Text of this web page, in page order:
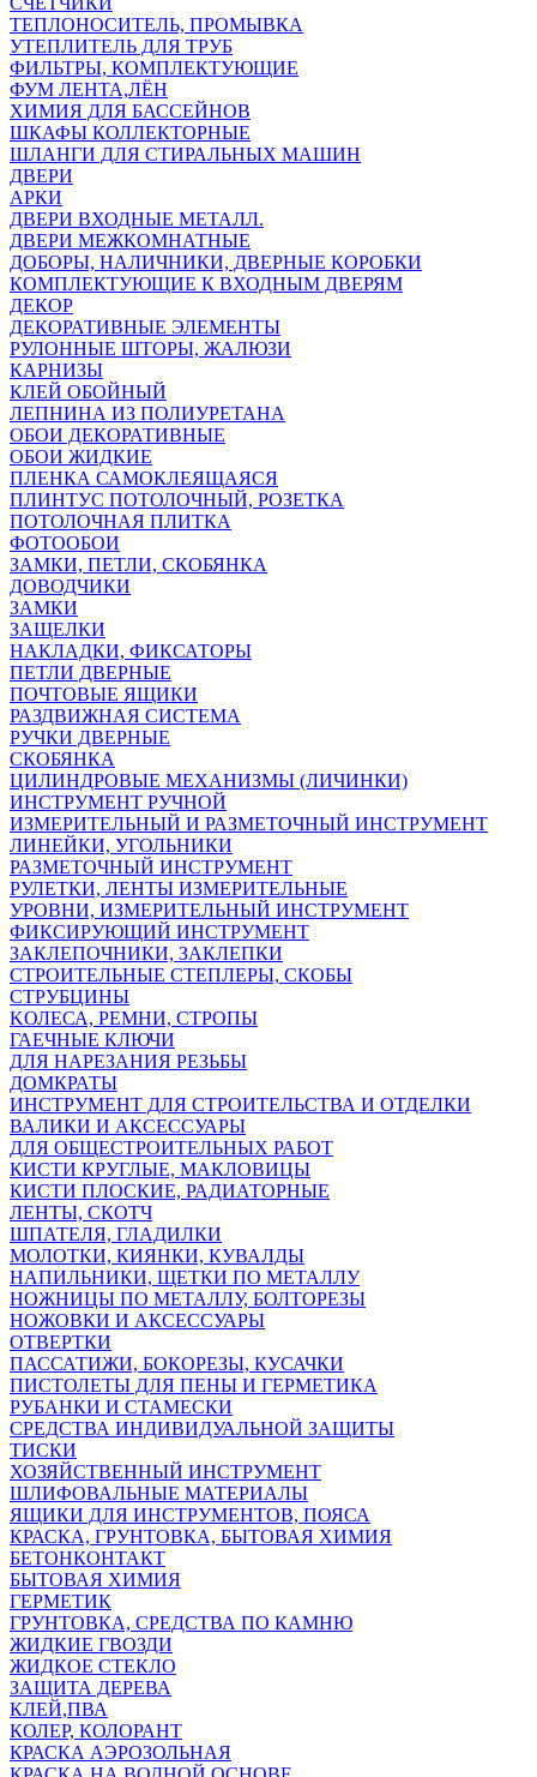
ТЕПЛОНОСИТЕЛЬ, ПРОМЫВКА
УТЕПЛИТЕЛЬ ДЛЯ ТРУБ
ФИЛЬТРЫ, КОМПЛЕКТУЮЩИЕ
ФУМ ЛЕНТА,ЛЁН
ХИМИЯ ДЛЯ БАССЕЙНОВ
ШКАФЫ КОЛЛЕКТОРНЫЕ
ШЛАНГИ ДЛЯ СТИРАЛЬНЫХ МАШИН
ДВЕРИ
АРКИ
ДВЕРИ ВХОДНЫЕ МЕТАЛЛ.
ДВЕРИ МЕЖКОМНАТНЫЕ
ДОБОРЫ, НАЛИЧНИКИ, ДВЕРНЫЕ КОРОБКИ
КОМПЛЕКТУЮЩИЕ К ВХОДНЫМ ДВЕРЯМ
ДЕКОР
ДЕКОРАТИВНЫЕ ЭЛЕМЕНТЫ
РУЛОННЫЕ ШТОРЫ, ЖАЛЮЗИ
КАРНИЗЫ
КЛЕЙ ОБОЙНЫЙ
ЛЕПНИНА ИЗ ПОЛИУРЕТАНА
ОБОИ ДЕКОРАТИВНЫЕ
ОБОИ ЖИДКИЕ
ПЛЕНКА САМОКЛЕЯЩАЯСЯ
ПЛИНТУС ПОТОЛОЧНЫЙ, РОЗЕТКА
ПОТОЛОЧНАЯ ПЛИТКА
ФОТООБОИ
ЗАМКИ, ПЕТЛИ, СКОБЯНКА
ДОВОДЧИКИ
ЗАМКИ
ЗАЩЕЛКИ
НАКЛАДКИ, ФИКСАТОРЫ
ПЕТЛИ ДВЕРНЫЕ
ПОЧТОВЫЕ ЯЩИКИ
РАЗДВИЖНАЯ СИСТЕМА
РУЧКИ ДВЕРНЫЕ
СКОБЯНКА
ЦИЛИНДРОВЫЕ МЕХАНИЗМЫ (ЛИЧИНКИ)
ИНСТРУМЕНТ РУЧНОЙ
ИЗМЕРИТЕЛЬНЫЙ И РАЗМЕТОЧНЫЙ ИНСТРУМЕНТ
ЛИНЕЙКИ, УГОЛЬНИКИ
РАЗМЕТОЧНЫЙ ИНСТРУМЕНТ
РУЛЕТКИ, ЛЕНТЫ ИЗМЕРИТЕЛЬНЫЕ
УРОВНИ, ИЗМЕРИТЕЛЬНЫЙ ИНСТРУМЕНТ
ФИКСИРУЮЩИЙ ИНСТРУМЕНТ
ЗАКЛЕПОЧНИКИ, ЗАКЛЕПКИ
СТРОИТЕЛЬНЫЕ СТЕПЛЕРЫ, СКОБЫ
СТРУБЦИНЫ
KОЛЕСА, РЕМНИ, СТРОПЫ
ГАЕЧНЫЕ КЛЮЧИ
ДЛЯ НАРЕЗАНИЯ РЕЗЬБЫ
ДОМКРАТЫ
ИНСТРУМЕНТ ДЛЯ СТРОИТЕЛЬСТВА И ОТДЕЛКИ
ВАЛИКИ И АКСЕССУАРЫ
ДЛЯ ОБЩЕСТРОИТЕЛЬНЫХ РАБОТ
КИСТИ КРУГЛЫЕ, МАКЛОВИЦЫ
КИСТИ ПЛОСКИЕ, РАДИАТОРНЫЕ
ЛЕНТЫ, СКОТЧ
ШПАТЕЛЯ, ГЛАДИЛКИ
МОЛОТКИ, КИЯНКИ, КУВАЛДЫ
НАПИЛЬНИКИ, ЩЕТКИ ПО МЕТАЛЛУ
НОЖНИЦЫ ПО МЕТАЛЛУ, БОЛТОРЕЗЫ
НОЖОВКИ И АКСЕССУАРЫ
ОТВЕРТКИ
ПАССАТИЖИ, БОКОРЕЗЫ, КУСАЧКИ
ПИСТОЛЕТЫ ДЛЯ ПЕНЫ И ГЕРМЕТИКА
РУБАНКИ И СТАМЕСКИ
СРЕДСТВА ИНДИВИДУАЛЬНОЙ ЗАЩИТЫ
ТИСКИ
ХОЗЯЙСТВЕННЫЙ ИНСТРУМЕНТ
ШЛИФОВАЛЬНЫЕ МАТЕРИАЛЫ
ЯЩИКИ ДЛЯ ИНСТРУМЕНТОВ, ПОЯСА
КРАСКА, ГРУНТОВКА, БЫТОВАЯ ХИМИЯ
БЕТОНКОНТАКТ
БЫТОВАЯ ХИМИЯ
ГЕРМЕТИК
ГРУНТОВКА, СРЕДСТВА ПО КАМНЮ
ЖИДКИЕ ГВОЗДИ
ЖИДКОЕ СТЕКЛО
ЗАЩИТА ДЕРЕВА
КЛЕЙ,ПВА
КОЛЕР, КОЛОРАНТ
КРАСКА АЭРОЗОЛЬНАЯ